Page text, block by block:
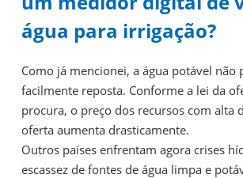
água para irrigação?
Como já mencionei, a água potável não
facilmente reposta. Conforme a lei da
procura, o preço dos recursos com alta
oferta aumenta drasticamente.
Outros países enfrentam agora crises
escassez de fontes de água limpa e